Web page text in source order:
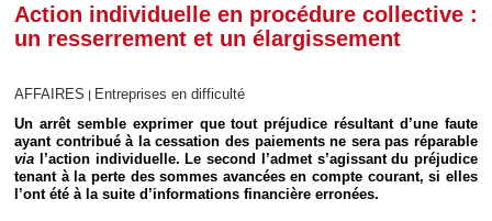
Action individuelle en procédure collective :
un resserrement et un élargissement
AFFAIRES
Entreprises en difficulté
Un arrêt semble exprimer que tout préjudice résultant d’une faute
ayant contribué à la cessation des paiements ne sera pas réparable
via l’action individuelle. Le second l’admet s’agissant du préjudice
tenant à la perte des sommes avancées en compte courant, si elles
l’ont été à la suite d’informations financière erronées.